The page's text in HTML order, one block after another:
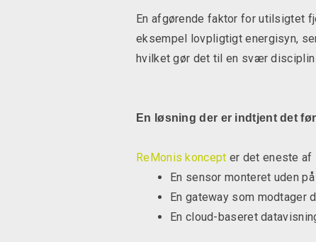
En afgørende faktor for utilsigtet
eksempel lovpligtigt energisyn,
hvilket gør det til en svær
En løsning der er indtjent det
ReMonis koncept er det eneste af
En sensor monteret uden
En gateway som modtager
En cloud-baseret